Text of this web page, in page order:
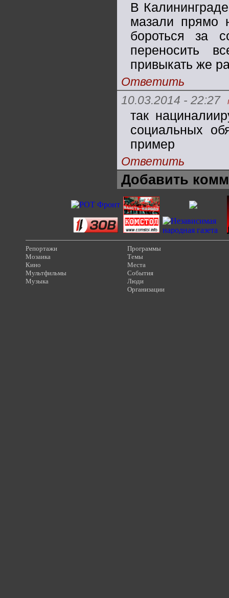
В
мазали прямо
бороться за
переносить
привыкать же
Ответить
10.03.2014 - 22:27
так
социальных
пример
Ответить
Добавить
Репортажи
Мозаика
Кино
Мультфильмы
Музыка
Программы
Темы
Места
События
Люди
Организации